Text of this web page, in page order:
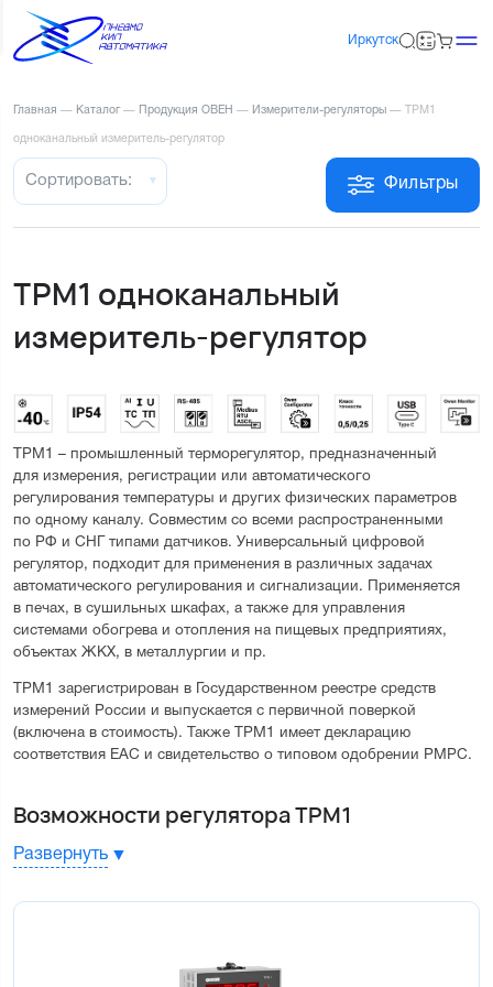
Иркутск
Главная — Каталог — Продукция ОВЕН — Измерители-регуляторы — ТРМ1
одноканальный измеритель-регулятор
Фильтры
Сортировать:
ТРМ1 одноканальный
измеритель-регулятор
ТРМ1 – промышленный терморегулятор, предназначенный
для измерения, регистрации или автоматического
регулирования температуры и других физических параметров
по одному каналу. Совместим со всеми распространенными
по РФ и СНГ типами датчиков. Универсальный цифровой
регулятор, подходит для применения в различных задачах
автоматического регулирования и сигнализации. Применяется
в печах, в сушильных шкафах, а также для управления
системами обогрева и отопления на пищевых предприятиях,
объектах ЖКХ, в металлургии и пр.
ТРМ1 зарегистрирован в Государственном реестре средств
измерений России и выпускается с первичной поверкой
(включена в стоимость). Также ТРМ1 имеет декларацию
соответствия ЕАС и свидетельство о типовом одобрении РМРС.
Возможности регулятора ТРМ1
Измерение и регулирование физических величин по одному
каналу
Сигнализация о выходе измеряемой величины за заданные
Развернуть